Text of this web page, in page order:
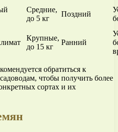
Средние,
до 5 кг
Поздний
Крупные,
до 15 кг
Ранний
обратиться к
чтобы получить более
сортах и их